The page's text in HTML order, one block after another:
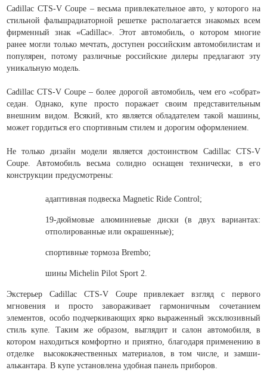
Cadillac CTS-V Coupe – весьма привлекательное авто, у которого на
стильной фальшрадиаторной решетке располагается знакомых всем
фирменный знак «Cadillac». Этот автомобиль, о котором многие
ранее могли только мечтать, доступен российским автомобилистам и
популярен, потому различные российские дилеры предлагают эту
уникальную модель.
Cadillac CTS-V Coupe – более дорогой автомобиль, чем его «собрат»
седан. Однако, купе просто поражает своим представительным
внешним видом. Всякий, кто является обладателем такой машины,
может гордиться его спортивным стилем и дорогим оформлением.
Не только дизайн модели является достоинством Cadillac CTS-V
Coupe. Автомобиль весьма солидно оснащен технически, в его
конструкции предусмотрены:
адаптивная подвеска Magnetic Ride Control;
19-дюймовые алюминиевые диски (в двух вариантах:
отполированные или окрашенные);
спортивные тормоза Brembo;
шины Michelin Pilot Sport 2.
Экстерьер Cadillac CTS-V Coupe привлекает взгляд с первого
мгновения и просто завораживает гармоничным сочетанием
элементов, особо подчеркивающих ярко выраженный эксклюзивный
стиль купе. Таким же образом, выглядит и салон автомобиля, в
котором находиться комфортно и приятно, благодаря применению в
отделке высококачественных материалов, в том числе, и замши-
алькантара. В купе установлена удобная панель приборов.